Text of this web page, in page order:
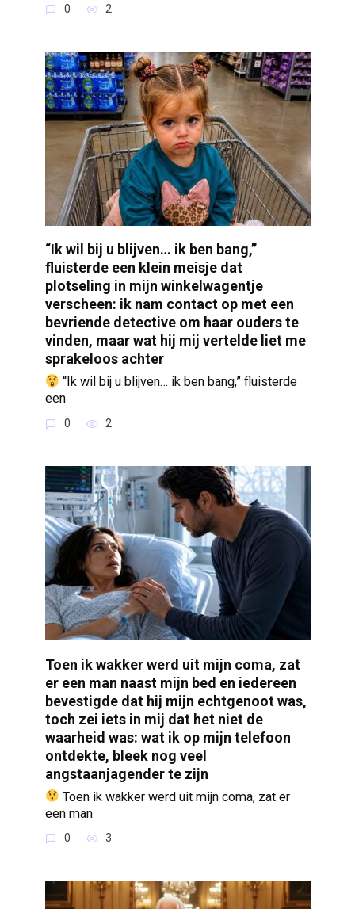
0 2
“Ik wil bij u blijven… ik ben bang,”
fluisterde een klein meisje dat
plotseling in mijn winkelwagentje
verscheen: ik nam contact op met een
bevriende detective om haar ouders te
vinden, maar wat hij mij vertelde liet me
sprakeloos achter
“Ik wil bij u blijven… ik ben bang,” fluisterde
een
0 2
Toen ik wakker werd uit mijn coma, zat
er een man naast mijn bed en iedereen
bevestigde dat hij mijn echtgenoot was,
toch zei iets in mij dat het niet de
waarheid was: wat ik op mijn telefoon
ontdekte, bleek nog veel
angstaanjagender te zijn
Toen ik wakker werd uit mijn coma, zat er
een man
0 3